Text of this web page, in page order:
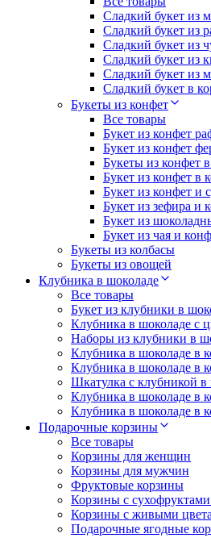
Сладкий букет из
Сладкий букет из
Сладкий букет из
Сладкий букет из
Сладкий букет из
Сладкий букет в
Букеты из конфет
Все товары
Букет из конфет
Букет из конфет
Букеты из конфет
Букет из конфет в
Букет из конфет и
Букет из зефира и
Букет из
Букет из чая и
Букеты из колбасы
Букеты из овощей
Клубника в шоколаде
Все товары
Букет из клубники в
Клубника в шоколаде с
Наборы из клубники в
Клубника в шоколаде в
Клубника в шоколаде в
Шкатулка с клубникой в
Клубника в шоколаде в
Клубника в шоколаде в
Подарочные корзины
Все товары
Корзины для женщин
Корзины для мужчин
Фруктовые корзины
Корзины с
Корзины с живыми
Подарочные ягодные